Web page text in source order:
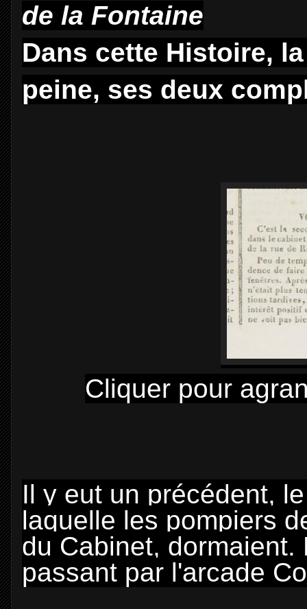
de la Fontaine
Dans cette Histoire,
peine, ses deux
Cliquer pour
Il y eut un précédent,
laquelle les pompiers
du Cabinet,
passant par l'arcade